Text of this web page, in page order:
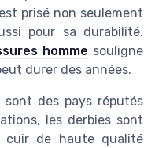
prisé non seulement
pour sa durabilité.
homme souligne
durer des années.
sont des pays réputés
les derbies sont
cuir de haute qualité